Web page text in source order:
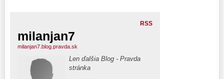
RSS
milanjan7
milanjan7.blog.pravda.sk
Len ďalšia Blog - Pravda
stránka